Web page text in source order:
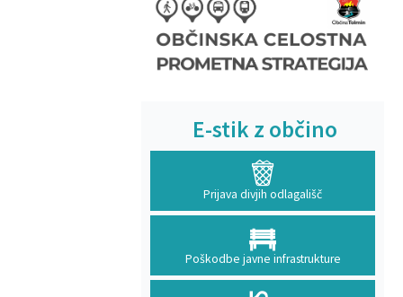
E-stik z občino
Prijava divjih odlagališč
Poškodbe javne infrastrukture